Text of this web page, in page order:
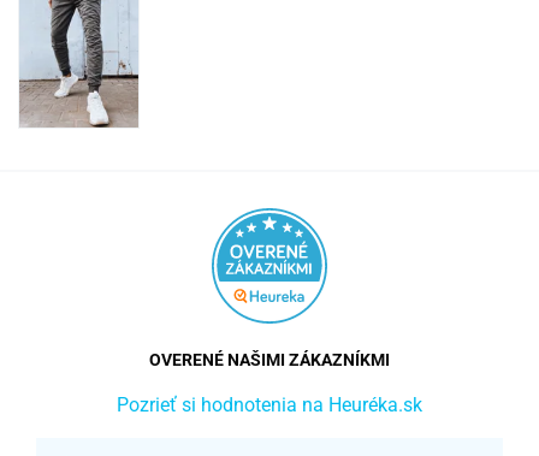
OVERENÉ NAŠIMI ZÁKAZNÍKMI
Pozrieť si hodnotenia na Heuréka.sk